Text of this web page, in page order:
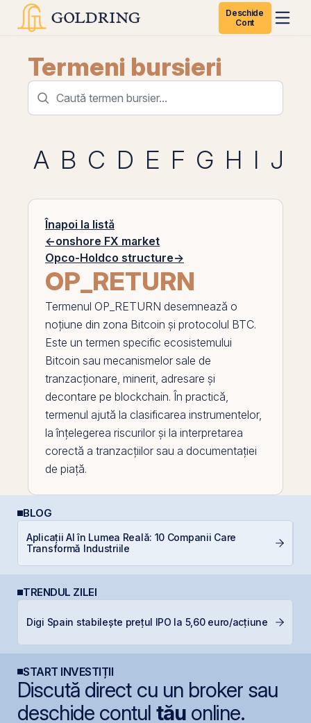
Deschide
Cont
Termeni bursieri
A B C D E F G H I J
Înapoi la listă
←onshore FX market
Opco-Holdco structure→
OP_RETURN
Termenul OP_RETURN desemnează o
noțiune din zona Bitcoin și protocolul BTC.
Este un termen specific ecosistemului
Bitcoin sau mecanismelor sale de
tranzacționare, minerit, adresare și
decontare pe blockchain. În practică,
termenul ajută la clasificarea instrumentelor,
la înțelegerea riscurilor și la interpretarea
corectă a tranzacțiilor sau a documentației
de piață.
BLOG
Aplicații AI în Lumea Reală: 10 Companii Care
Transformă Industriile
TRENDUL ZILEI
Digi Spain stabilește prețul IPO la 5,60 euro/acțiune
START INVESTIȚII
Discută direct cu un broker sau
deschide contul tăuonline.